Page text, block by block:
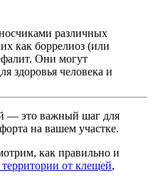
различных
как боррелиоз (или
Они могут
здоровья человека и
— это важный шаг для
на вашем участке.
как правильно и
территории от клещей,